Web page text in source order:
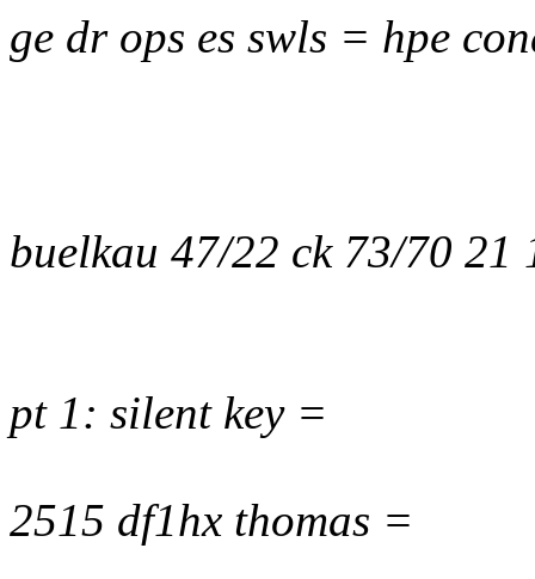
ge dr ops es swls = hpe
buelkau 47/22 ck 73/70 21
pt 1: silent key =
2515 df1hx thomas =